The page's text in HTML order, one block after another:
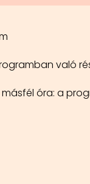
való
óra: a